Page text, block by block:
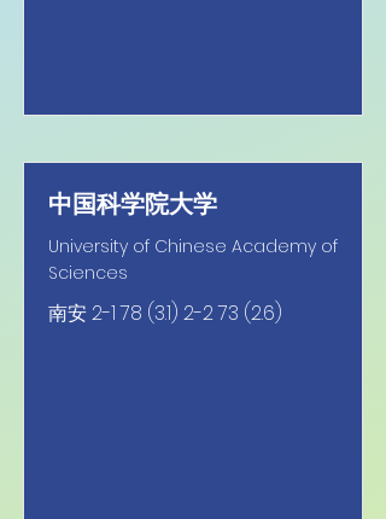
中国科学院大学
University of Chinese Academy of
Sciences
南安2-1 78 (3.1) 2-2 73 (2.6)